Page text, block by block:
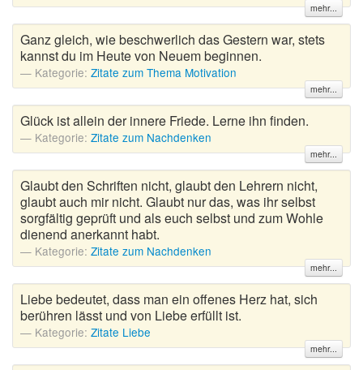
mehr...
Ganz gleich, wie beschwerlich das Gestern war, stets
kannst du im Heute von Neuem beginnen.
Kategorie: Zitate zum Thema Motivation
mehr...
Glück ist allein der innere Friede. Lerne ihn finden.
Kategorie: Zitate zum Nachdenken
mehr...
Glaubt den Schriften nicht, glaubt den Lehrern nicht,
glaubt auch mir nicht. Glaubt nur das, was ihr selbst
sorgfältig geprüft und als euch selbst und zum Wohle
dienend anerkannt habt.
Kategorie: Zitate zum Nachdenken
mehr...
Liebe bedeutet, dass man ein offenes Herz hat, sich
berühren lässt und von Liebe erfüllt ist.
Kategorie: Zitate Liebe
mehr...